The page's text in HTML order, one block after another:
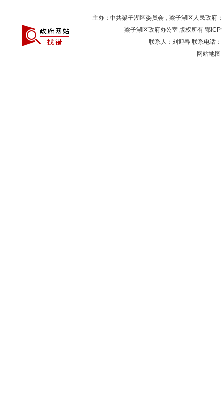
主办：中共梁子湖区委员会，梁子湖区人民政府
梁子湖区政府办公室 版权所有 鄂
联系人：刘迎春 联系电话
网站地图